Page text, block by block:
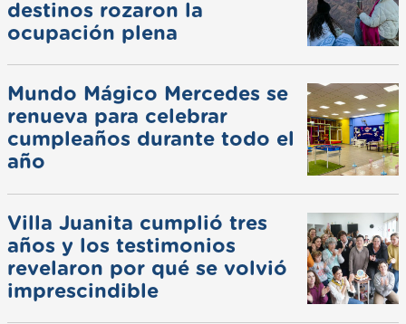
destinos rozaron la
ocupación plena
Mundo Mágico Mercedes se
renueva para celebrar
cumpleaños durante todo el
año
Villa Juanita cumplió tres
años y los testimonios
revelaron por qué se volvió
imprescindible